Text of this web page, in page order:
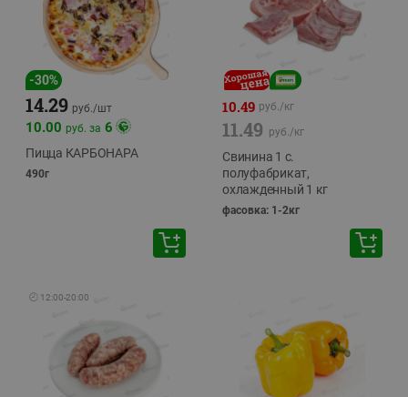
-30%
14.29 руб./шт
10.00 руб. за 6
Пицца КАРБОНАРА
490г
10.49 руб./кг
11.49 руб./кг
Свинина 1 с.
полуфабрикат,
охлажденный 1 кг
фасовка: 1-2кг
🕘 12:00-20:00